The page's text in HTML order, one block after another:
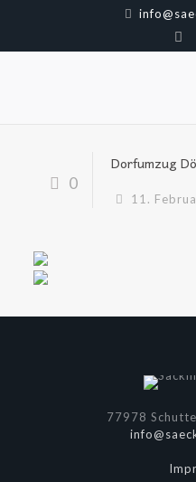
0
Dorfumzug
11.
77978